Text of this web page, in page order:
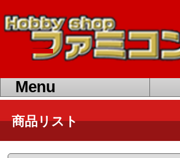
toggle
navigation
Menu
商品リスト